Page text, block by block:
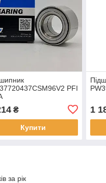
PFI
₴
Купити
1
за рік